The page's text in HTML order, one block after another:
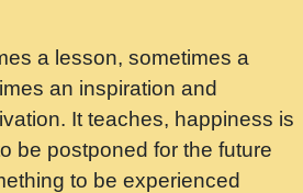
ह नकज कमर Yahi Hasraten
Pravah #bhajan.mp3
क ज न लग Sadhvi Purnima Ji
दलल #बसर.mp3
a lesson, sometimes a
an inspiration and
It teaches, happiness is
be postponed for the future
to be experienced